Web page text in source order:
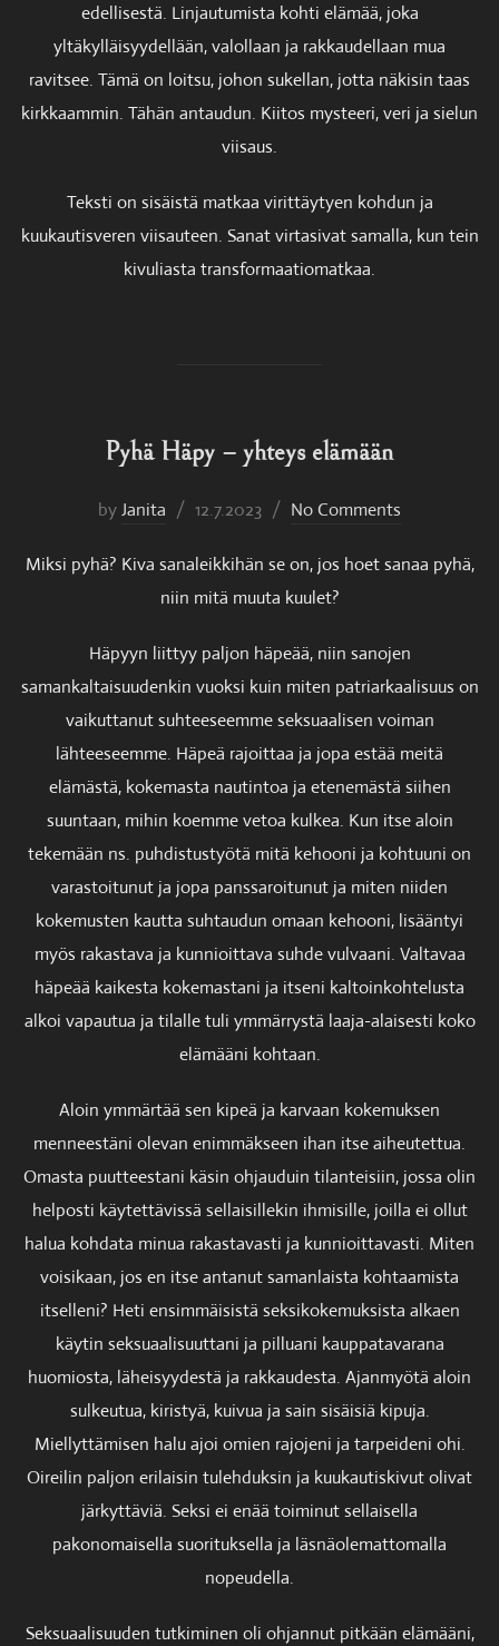
edellisestä. Linjautumista kohti elämää, joka
yltäkylläisyydellään, valollaan ja rakkaudellaan mua
ravitsee. Tämä on loitsu, johon sukellan, jotta näkisin taas
kirkkaammin. Tähän antaudun. Kiitos mysteeri, veri ja sielun
viisaus.
Teksti on sisäistä matkaa virittäytyen kohdun ja
kuukautisveren viisauteen. Sanat virtasivat samalla, kun tein
kivuliasta transformaatiomatkaa.
Pyhä Häpy – yhteys elämään
byJanita
Posted
12.7.2023 No Comments
Miksi pyhä? Kiva sanaleikkihän se on, jos hoet sanaa pyhä,
niin mitä muuta kuulet?
Häpyyn liittyy paljon häpeää, niin sanojen
samankaltaisuudenkin vuoksi kuin miten patriarkaalisuus on
vaikuttanut suhteeseemme seksuaalisen voiman
lähteeseemme. Häpeä rajoittaa ja jopa estää meitä
elämästä, kokemasta nautintoa ja etenemästä siihen
suuntaan, mihin koemme vetoa kulkea. Kun itse aloin
tekemään ns. puhdistustyötä mitä kehooni ja kohtuuni on
varastoitunut ja jopa panssaroitunut ja miten niiden
kokemusten kautta suhtaudun omaan kehooni, lisääntyi
myös rakastava ja kunnioittava suhde vulvaani. Valtavaa
häpeää kaikesta kokemastani ja itseni kaltoinkohtelusta
alkoi vapautua ja tilalle tuli ymmärrystä laaja-alaisesti koko
elämääni kohtaan.
Aloin ymmärtää sen kipeä ja karvaan kokemuksen
menneestäni olevan enimmäkseen ihan itse aiheutettua.
Omasta puutteestani käsin ohjauduin tilanteisiin, jossa olin
helposti käytettävissä sellaisillekin ihmisille, joilla ei ollut
halua kohdata minua rakastavasti ja kunnioittavasti. Miten
voisikaan, jos en itse antanut samanlaista kohtaamista
itselleni? Heti ensimmäisistä seksikokemuksista alkaen
käytin seksuaalisuuttani ja pilluani kauppatavarana
huomiosta, läheisyydestä ja rakkaudesta. Ajanmyötä aloin
sulkeutua, kiristyä, kuivua ja sain sisäisiä kipuja.
Miellyttämisen halu ajoi omien rajojeni ja tarpeideni ohi.
Oireilin paljon erilaisin tulehduksin ja kuukautiskivut olivat
järkyttäviä. Seksi ei enää toiminut sellaisella
pakonomaisella suorituksella ja läsnäolemattomalla
nopeudella.
Seksuaalisuuden tutkiminen oli ohjannut pitkään elämääni,